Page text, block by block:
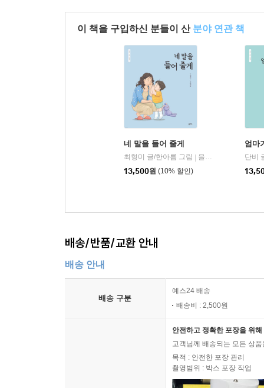
이 책을 구입하신 분들이 산 분야 연관 책
네 말을 들어 줄게
최형미 글/한아름 그림
을파소(21세기북스)
13,500원 (10% 할인)
엄마
단비
배송/반품/교환 안내
배송 안내
배송 구분
예스24 배송
배송비 : 2,500원
안전하고 정확한 포장을 위
고객님께 배송되는 모든 상
목적 : 안전한 포장 관리
촬영범위 : 박스 포장 작업